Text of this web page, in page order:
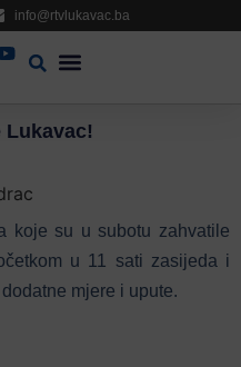
info@rtvlukavac.ba
Lukavac!
koje su u subotu zahvatile
u 11 sati zasijeda i
mjere i upute.